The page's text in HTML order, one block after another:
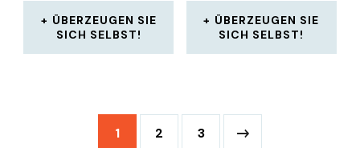
ÜBERZEUGEN SIE
SICH SELBST!
ÜBERZEUGEN SIE
SICH SELBST!
1 2 3